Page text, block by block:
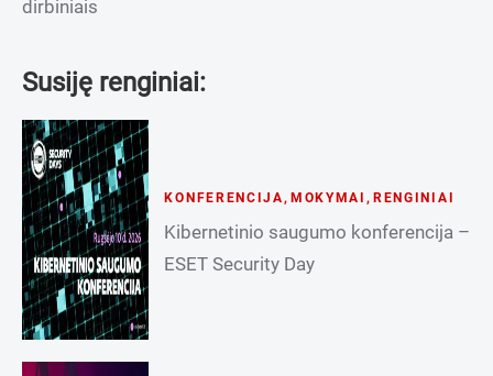
dirbiniais
Susiję renginiai:
KONFERENCIJA , MOKYMAI , RENGINIAI
Kibernetinio saugumo konferencija –
ESET Security Day